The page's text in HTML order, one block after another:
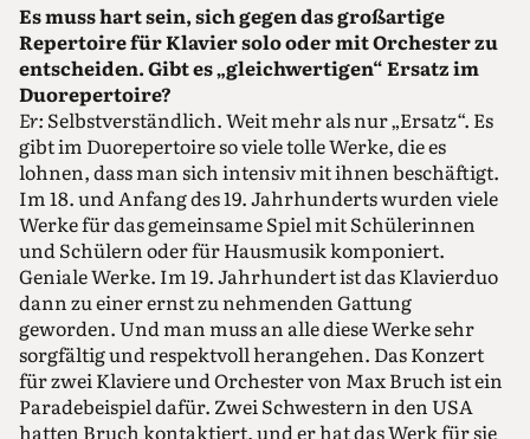
Es muss hart sein, sich gegen das großartige
Repertoire für Klavier solo oder mit Orchester zu
entscheiden. Gibt es „gleichwertigen“ Ersatz im
Duorepertoire?
Er: Selbstverständlich. Weit mehr als nur „Ersatz“. Es
gibt im Duorepertoire so viele tolle Werke, die es
lohnen, dass man sich intensiv mit ihnen beschäftigt.
Im 18. und Anfang des 19. Jahrhunderts wurden viele
Werke für das gemeinsame Spiel mit Schülerinnen
und Schülern oder für Hausmusik komponiert.
Geniale Werke. Im 19. Jahrhundert ist das Klavierduo
dann zu einer ernst zu nehmenden Gattung
geworden. Und man muss an alle diese Werke sehr
sorgfältig und respektvoll herangehen. Das Konzert
für zwei Klaviere und Orchester von Max Bruch ist ein
Paradebeispiel dafür. Zwei Schwestern in den USA
hatten Bruch kontaktiert, und er hat das Werk für sie